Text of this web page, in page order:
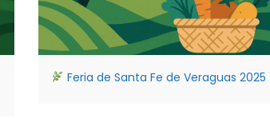
Feria de Santa Fe de Veraguas 2025